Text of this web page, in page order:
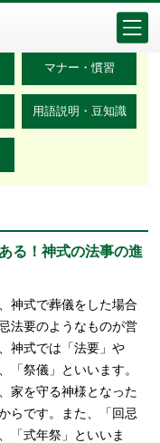
マナー・慣習
用語説明・豆知識
る！神式の法事の進
神式で葬儀をした場合
法要のようなものが営
神式では「法要」や
「祭儀」といいます。
家を守る神様となった
らです。また、「回忌
「式年祭」といいま